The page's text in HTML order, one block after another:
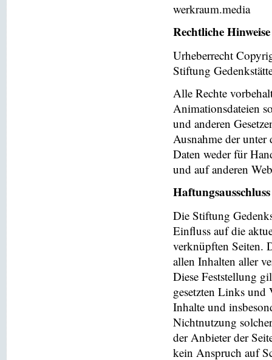
werkraum.media
Rechtliche Hinweise
Urheberrecht
Stiftung
Alle Rechte
Animationsdateien
und anderen
Ausnahme der
Daten weder für
und auf anderen
Haftungsausschluss
Die Stiftung
Einfluss auf die
verknüpften Seiten.
allen Inhalten aller
Diese Feststellung
gesetzten Links und
Inhalte und
Nichtnutzung
der Anbieter der
kein Anspruch auf